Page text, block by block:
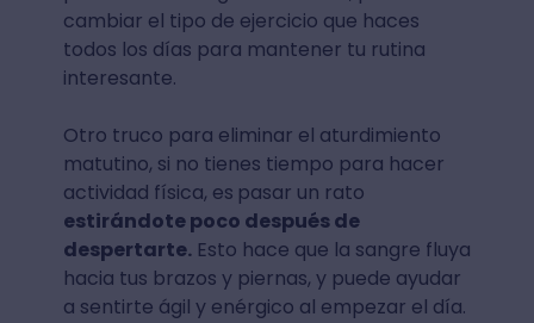
cambiar el tipo de ejercicio que haces
todos los días para mantener tu rutina
interesante.
Otro truco para eliminar el aturdimiento
matutino, si no tienes tiempo para hacer
actividad física, es pasar un rato
estirándote poco después de
despertarte.Esto hace que la sangre fluya
hacia tus brazos y piernas, y puede ayudar
a sentirte ágil y enérgico al empezar el día.